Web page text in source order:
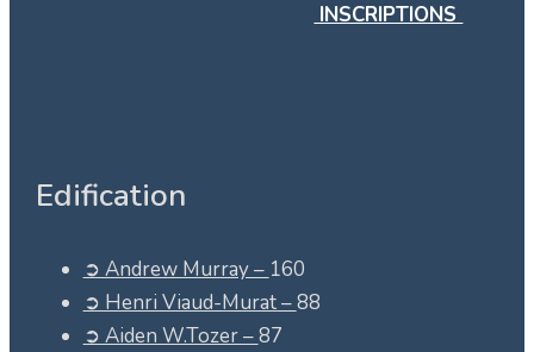
INSCRIPTIONS
Edification
➲ Andrew Murray – 160
➲ Henri Viaud-Murat –88
➲ Aiden W.Tozer –87